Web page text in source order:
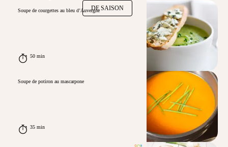
DE SAISON
Soupe de courgettes au bleu d’Auvergne
50 min
Soupe de potiron au mascarpone
35 min